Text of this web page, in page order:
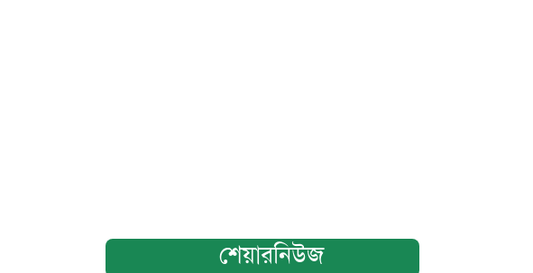
শেয়ারনিউজ